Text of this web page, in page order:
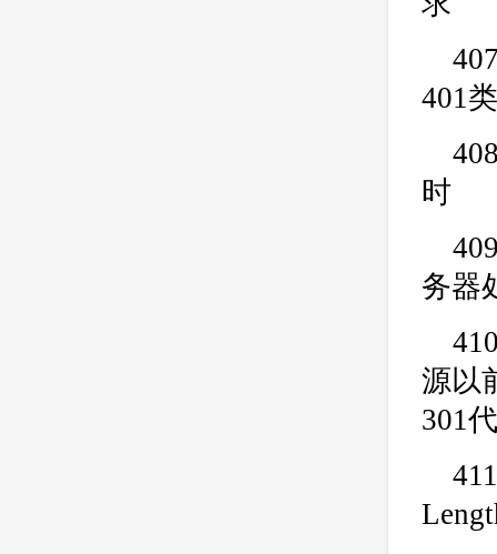
401
时
务器
源以
301